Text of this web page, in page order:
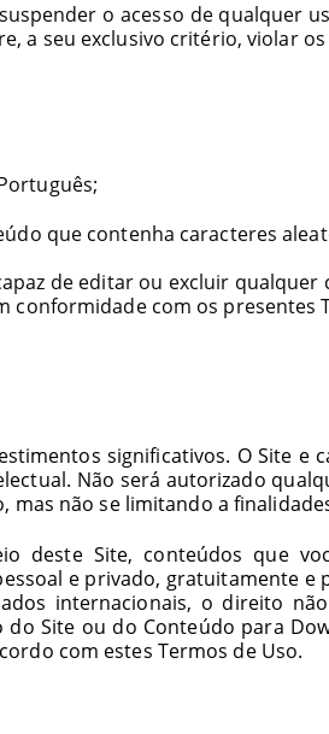
o acesso de qualquer
a seu exclusivo critério, violar
que contenha caracteres
de editar ou excluir
com os presentes
significativos. O Site
Não será autorizado
não se limitando a
deste Site, conteúdos que
e privado,
internacionais, o direito
Site ou do Conteúdo para
com estes Termos de Uso.